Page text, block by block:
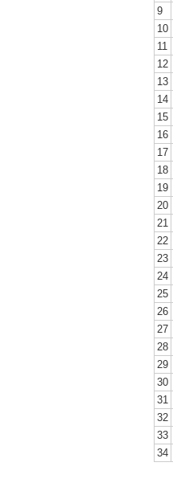
9
10
11
12
13
14
15
16
17
18
19
20
21
22
23
24
25
26
27
28
29
30
31
32
33
34